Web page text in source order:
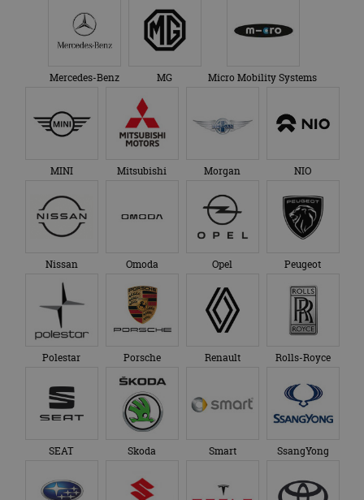
MINI Mitsubishi Morgan NIO
Nissan Omoda Opel Peugeot
Polestar Porsche Renault Rolls-Royce
SEAT Skoda Smart SsangYong
Subaru Suzuki Tesla Toyota